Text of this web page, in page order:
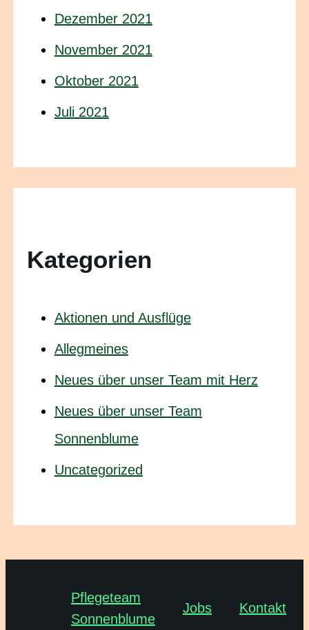
Dezember 2021
November 2021
Oktober 2021
Juli 2021
Kategorien
Aktionen und Ausflüge
Allegmeines
Neues über unser Team mit Herz
Neues über unser Team
Sonnenblume
Uncategorized
Pflegeteam
Sonnenblume
Jobs Kontakt